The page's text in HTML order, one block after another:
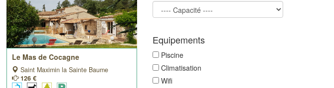
Le Mas de Cocagne
Saint Maximin la Sainte Baume
126 €
Equipements
Piscine
Climatisation
Wifi